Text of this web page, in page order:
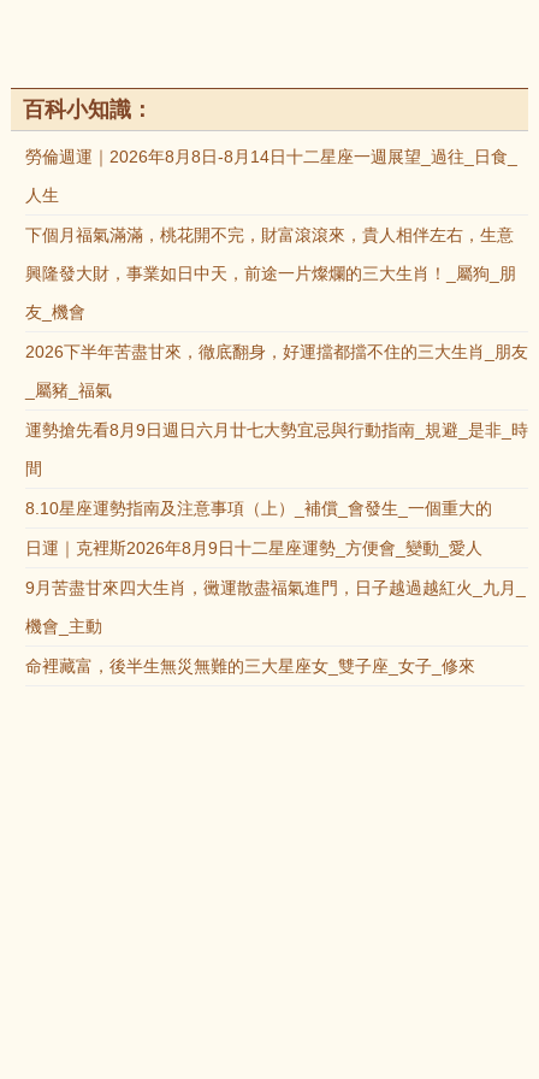
百科小知識：
勞倫週運｜2026年8月8日-8月14日十二星座一週展望_過往_日食_
人生
下個月福氣滿滿，桃花開不完，財富滾滾來，貴人相伴左右，生意
興隆發大財，事業如日中天，前途一片燦爛的三大生肖！_屬狗_朋
友_機會
2026下半年苦盡甘來，徹底翻身，好運擋都擋不住的三大生肖_朋友
_屬豬_福氣
運勢搶先看8月9日週日六月廿七大勢宜忌與行動指南_規避_是非_時
間
8.10星座運勢指南及注意事項（上）_補償_會發生_一個重大的
日運｜克裡斯2026年8月9日十二星座運勢_方便會_變動_愛人
9月苦盡甘來四大生肖，黴運散盡福氣進門，日子越過越紅火_九月_
機會_主動
命裡藏富，後半生無災無難的三大星座女_雙子座_女子_修來